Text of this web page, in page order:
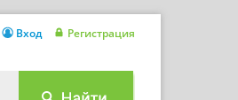
Вход Регистрация